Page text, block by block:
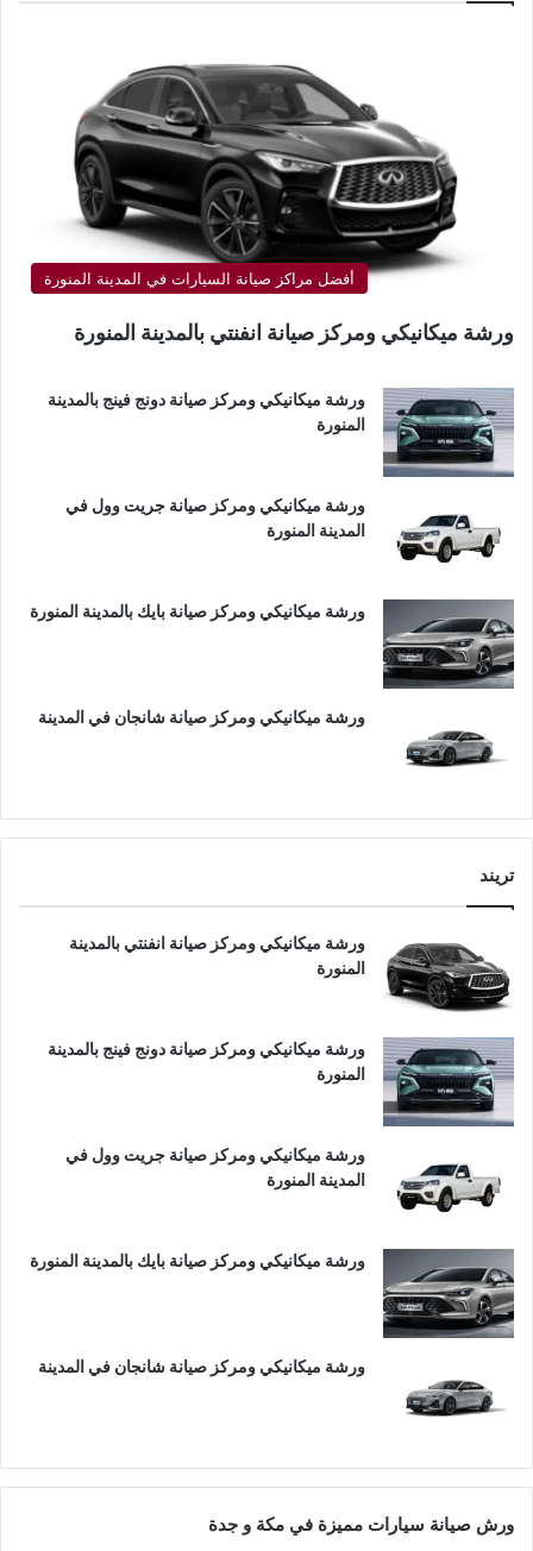
أفضل مراكز صيانة السيارات في المدينة المنورة
ورشة ميكانيكي ومركز صيانة انفنتي بالمدينة المنورة
ورشة ميكانيكي ومركز صيانة دونج فينج بالمدينة
المنورة
ورشة ميكانيكي ومركز صيانة جريت وول في
المدينة المنورة
ورشة ميكانيكي ومركز صيانة بايك بالمدينة المنورة
ورشة ميكانيكي ومركز صيانة شانجان في المدينة
تريند
ورشة ميكانيكي ومركز صيانة انفنتي بالمدينة
المنورة
ورشة ميكانيكي ومركز صيانة دونج فينج بالمدينة
المنورة
ورشة ميكانيكي ومركز صيانة جريت وول في
المدينة المنورة
ورشة ميكانيكي ومركز صيانة بايك بالمدينة المنورة
ورشة ميكانيكي ومركز صيانة شانجان في المدينة
ورش صيانة سيارات مميزة في مكة و جدة